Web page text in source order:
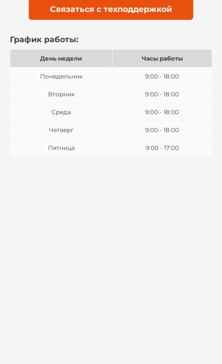
Связаться с техподдержкой
График работы:
День недели Часы работы
Понедельник 9:00 - 18:00
Вторник 9:00 - 18:00
Среда 9:00 - 18:00
Четверг 9:00 - 18:00
Пятница 9:00 - 17:00